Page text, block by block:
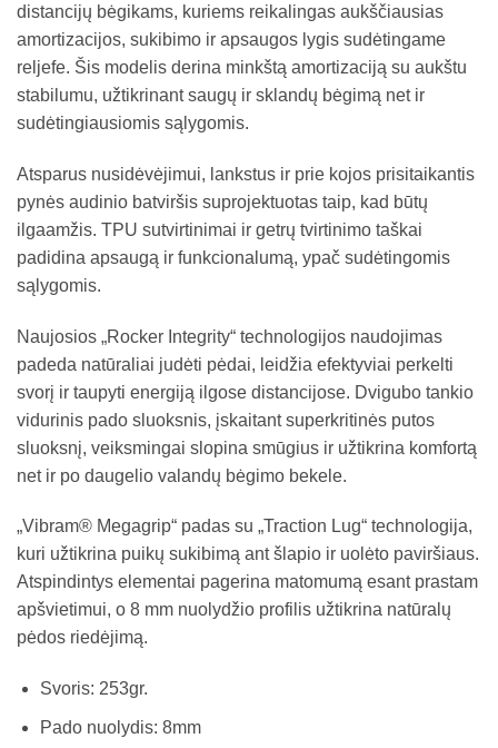
distancijų bėgikams, kuriems reikalingas aukščiausias
amortizacijos, sukibimo ir apsaugos lygis sudėtingame
reljefe. Šis modelis derina minkštą amortizaciją su aukštu
stabilumu, užtikrinant saugų ir sklandų bėgimą net ir
sudėtingiausiomis sąlygomis.
Atsparus nusidėvėjimui, lankstus ir prie kojos prisitaikantis
pynės audinio batviršis suprojektuotas taip, kad būtų
ilgaamžis. TPU sutvirtinimai ir getrų tvirtinimo taškai
padidina apsaugą ir funkcionalumą, ypač sudėtingomis
sąlygomis.
Naujosios „Rocker Integrity“ technologijos naudojimas
padeda natūraliai judėti pėdai, leidžia efektyviai perkelti
svorį ir taupyti energiją ilgose distancijose. Dvigubo tankio
vidurinis pado sluoksnis, įskaitant superkritinės putos
sluoksnį, veiksmingai slopina smūgius ir užtikrina komfortą
net ir po daugelio valandų bėgimo bekele.
„Vibram® Megagrip“ padas su „Traction Lug“ technologija,
kuri užtikrina puikų sukibimą ant šlapio ir uolėto paviršiaus.
Atspindintys elementai pagerina matomumą esant prastam
apšvietimui, o 8 mm nuolydžio profilis užtikrina natūralų
pėdos riedėjimą.
Svoris: 253gr.
Pado nuolydis: 8mm